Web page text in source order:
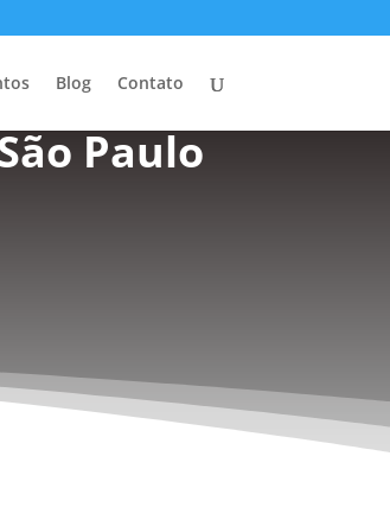
Blog Contato
Paulo